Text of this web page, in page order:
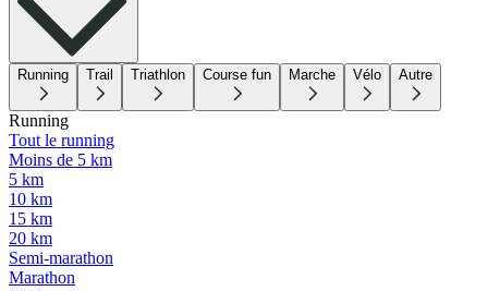
Running Trail Triathlon Course fun Marche Vélo Autre
Running
Tout le running
Moins de 5 km
5 km
10 km
15 km
20 km
Semi-marathon
Marathon